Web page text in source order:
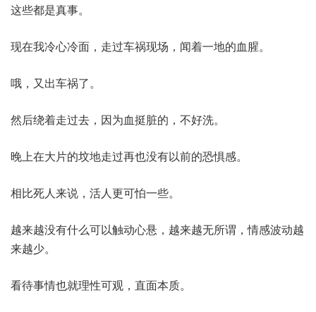
这些都是真事。
现在我冷心冷面，走过车祸现场，闻着一地的血腥。
哦，又出车祸了。
然后绕着走过去，因为血挺脏的，不好洗。
晚上在大片的坟地走过再也没有以前的恐惧感。
相比死人来说，活人更可怕一些。
越来越没有什么可以触动心悬，越来越无所谓，情感波动越
来越少。
看待事情也就理性可观，直面本质。